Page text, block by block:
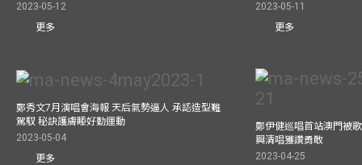
2023-05-12
更多
2023-05-11
更多
鄭秀文7月演唱會海報 天后氣勢逼人 承認造型難
駕馭 秘訣護膚睡好勤運動
2023-05-04
更多
鄭伊健巡唱首站澳門被
興清唱獲讚勇敢
2023-04-25